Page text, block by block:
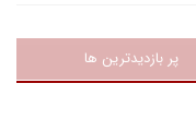
پر بازدیدترین ها